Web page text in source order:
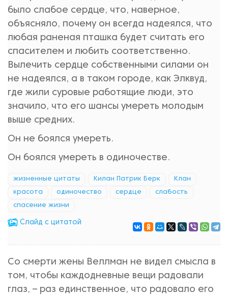
было слабое сердце, что, наверное,
объясняло, почему он всегда надеялся, что
любая раненая пташка будет считать его
спасителем и любить соответственно.
Вылечить сердце собственными силами он
не надеялся, а в таком городе, как Элквуд,
где жили суровые работящие люди, это
значило, что его шансы умереть молодым
выше средних.
Он не боялся умереть.
Он боялся умереть в одиночестве.
жизненные цитаты Килан Патрик Берк Клан
красота одиночество сердце слабость
спасение жизни
Cлайд с цитатой
Со смерти жены Веллман не видел смысла в
том, чтобы каждодневные вещи радовали
глаз, – раз единственное, что радовало его